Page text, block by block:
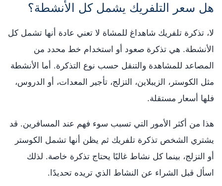
هل سعر التلفريك يشمل كل الأنشطة؟
لا، تذكرة تلفريك شاهداغ للمشاة لا تعني عادة أنها تشمل كل
الأنشطة. هي تذكرة صعود أو استخدام خط محدد من
المصاعد للمشاهدة والتنقل حسب نوع التذكرة. أما الأنشطة
مثل الكوستر، الزيبلاين، التزلج، تأجير المعدات، أو الدروس،
فلها أسعار مستقلة.
هذا من أكثر الأمور التي تسبب سوء فهم عند المسافرين. قد
يشتري الشخص تذكرة تلفريك ثم يظن أنها تشمل الكوستر
أو التزلج، بينما كل نشاط غالبًا يحتاج تذكرة خاصة. لذلك
اسأل قبل الشراء عن النشاط الذي تريده تحديدًا.